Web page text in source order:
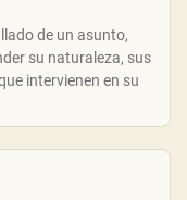
de un asunto,
su naturaleza, sus
intervienen en su